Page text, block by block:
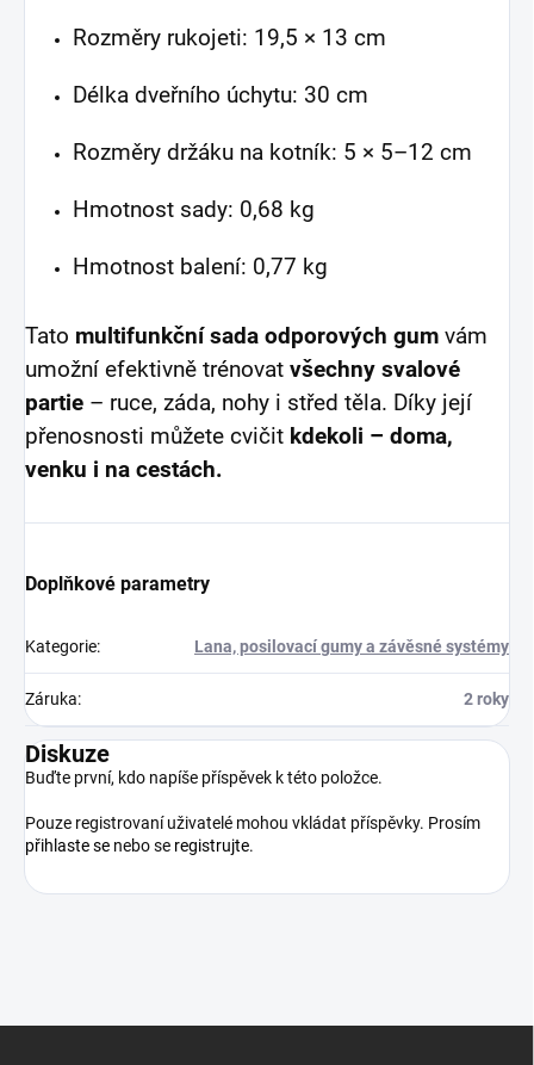
Rozměry rukojeti: 19,5 × 13 cm
Délka dveřního úchytu: 30 cm
Rozměry držáku na kotník: 5 × 5–12 cm
Hmotnost sady: 0,68 kg
Hmotnost balení: 0,77 kg
Tato multifunkční sada odporových gum vám
umožní efektivně trénovat všechny svalové
partie – ruce, záda, nohy i střed těla. Díky její
přenosnosti můžete cvičit kdekoli – doma,
venku i na cestách.
Doplňkové parametry
Kategorie: Lana, posilovací gumy a závěsné systémy
Záruka: 2 roky
Diskuze
Buďte první, kdo napíše příspěvek k této položce.
Pouze registrovaní uživatelé mohou vkládat příspěvky. Prosím
přihlaste se nebo se registrujte.